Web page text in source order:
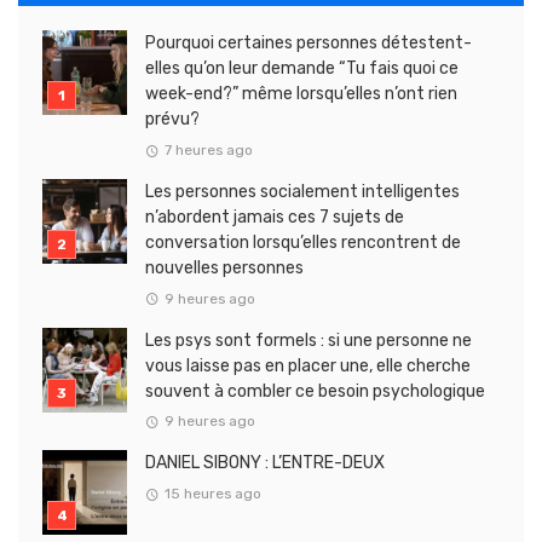
Pourquoi certaines personnes détestent-
elles qu’on leur demande “Tu fais quoi ce
week-end?” même lorsqu’elles n’ont rien
prévu?
7 heures ago
Les personnes socialement intelligentes
n’abordent jamais ces 7 sujets de
conversation lorsqu’elles rencontrent de
nouvelles personnes
9 heures ago
Les psys sont formels : si une personne ne
vous laisse pas en placer une, elle cherche
souvent à combler ce besoin psychologique
9 heures ago
DANIEL SIBONY : L’ENTRE-DEUX
15 heures ago